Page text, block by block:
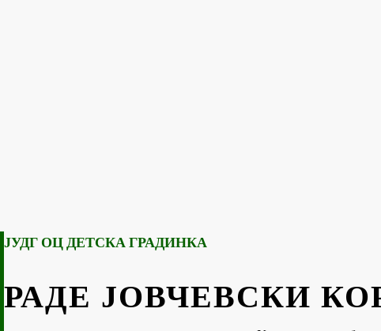
ЈУДГ ОЦ ДЕТСКА ГРАДИНКА
РАДЕ ЈОВЧЕВСКИ